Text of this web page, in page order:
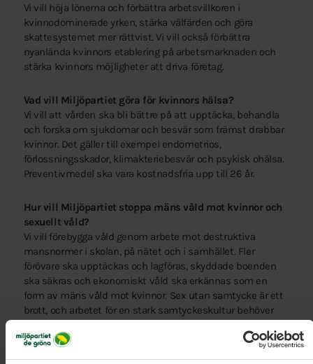
Vi vill höja lönerna och förbättra arbetsvillkoren i
kvinnodominerade yrken, stärka välfärden och göra
skattesystemet mer rättvist. Vi vill också förbättra
nyanlända kvinnors etablering på arbetsmarknaden och
stärka kvinnors möjligheter att driva företag.
Vad vill Miljöpartiet göra för kvinnors hälsa?
Vi vill att vården ska bli bättre på att upptäcka, behandla
och forska om sjukdomar och besvär som främst drabbar
kvinnor. Det gäller till exempel endometrios,
förlossningsskador, klimakteriebesvär och psykisk ohälsa.
Preventivmedel ska vara kostnadsfria upp till 26 år.
Hur vill Miljöpartiet stoppa mäns våld mot kvinnor och
sexuellt våld?
Vi vill förebygga våld genom arbete mot destruktiva
mansnormer i skolan, på nätet och i samhället. Fler
förövare ska upptäckas och lagföras, skyddade boenden
ska säkras och ekonomiskt våld ska erkännas som en
form av mäns våld mot kvinnor. Sex utan samtycke är ett
brott, och arbetet för en stark samtyckeskultur behöver
Vad vill Miljöpartiet göra mot hedersrelaterat våld och